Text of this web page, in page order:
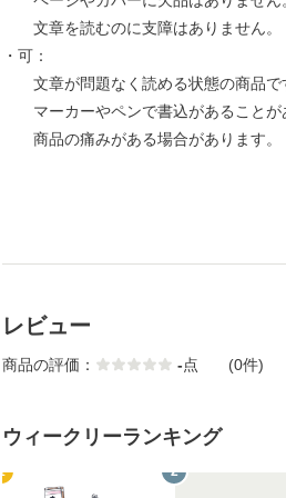
文章を読むのに支障はありません。
・可：
文章が問題なく読める状態の商品で
マーカーやペンで書込があることが
商品の痛みがある場合があります。
レビュー
商品の評価： -点 (0件)
ウィークリーランキング
1 2